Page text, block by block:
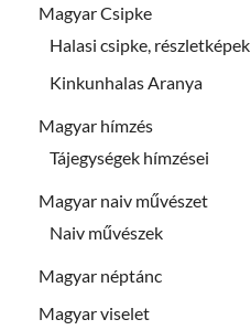
Magyar Csipke
Halasi csipke, részletképek
Kinkunhalas Aranya
Magyar hímzés
Tájegységek hímzései
Magyar naiv művészet
Naiv művészek
Magyar néptánc
Magyar viselet